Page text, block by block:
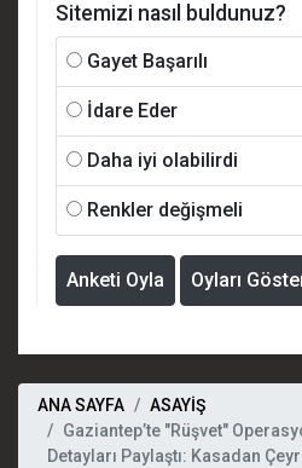
Sitemizi nasıl buldunuz?
Gayet Başarılı
İdare Eder
Daha iyi olabilirdi
Renkler değişmeli
Anketi Oyla Oyları
ANA SAYFA
ASAYİŞ
Gaziantep’te "Rüşvet"
Detayları Paylaştı: Kasadan